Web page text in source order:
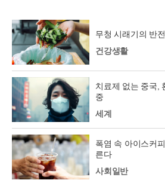
무청 시래기의 반
건강생활
치료제 없는 중국,
중
세계
폭염 속 아이스커
른다
사회일반